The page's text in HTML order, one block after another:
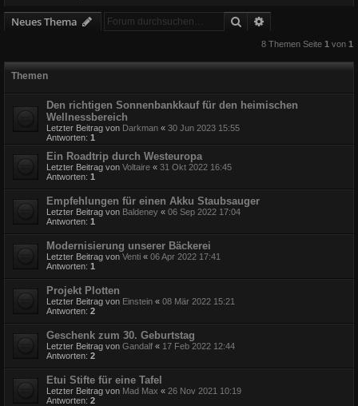
Neues Thema Suche
8 Themen Seite 1 von 1
Themen
Den richtigen Sonnenbankkauf für den heimischen
Wellnessbereich
Letzter Beitrag von Darkman « 30 Jun 2023 15:55
Antworten: 1
Ein Roadtrip durch Westeuropa
Letzter Beitrag von Voltaire « 31 Okt 2022 16:45
Antworten: 1
Empfehlungen für einen Akku Staubsauger
Letzter Beitrag von Baldeney « 06 Sep 2022 17:04
Antworten: 1
Modernisierung unserer Bäckerei
Letzter Beitrag von Venti « 06 Apr 2022 17:41
Antworten: 1
Projekt Plotten
Letzter Beitrag von Einstein « 08 Mär 2022 15:21
Antworten: 2
Geschenk zum 30. Geburtstag
Letzter Beitrag von Gandalf « 17 Feb 2022 12:44
Antworten: 2
Etui Stifte für eine Tafel
Letzter Beitrag von Mad Max « 26 Nov 2021 10:19
Antworten: 2